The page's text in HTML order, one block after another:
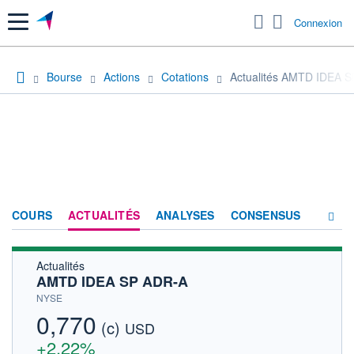
Menu Connexion
Bourse Actions Cotations Actualités AMTD IDEA
COURS ACTUALITÉS ANALYSES CONSENSUS
Actualités
AMTD IDEA SP ADR-A
NYSE
0,770 (c) USD
+2,22%